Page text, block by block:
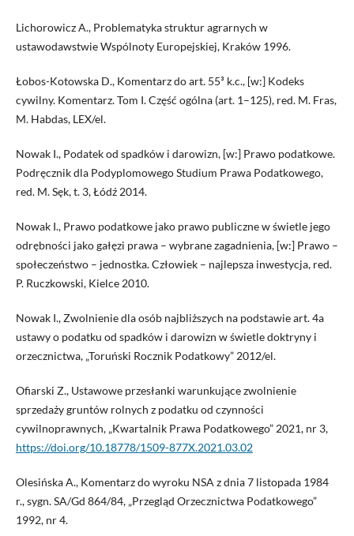
Lichorowicz A., Problematyka struktur agrarnych w
ustawodawstwie Wspólnoty Europejskiej, Kraków 1996.
Łobos-Kotowska D., Komentarz do art. 55³ k.c., [w:] Kodeks
cywilny. Komentarz. Tom I. Część ogólna (art. 1–125), red. M. Fras,
M. Habdas, LEX/el.
Nowak I., Podatek od spadków i darowizn, [w:] Prawo podatkowe.
Podręcznik dla Podyplomowego Studium Prawa Podatkowego,
red. M. Sęk, t. 3, Łódź 2014.
Nowak I., Prawo podatkowe jako prawo publiczne w świetle jego
odrębności jako gałęzi prawa – wybrane zagadnienia, [w:] Prawo –
społeczeństwo – jednostka. Człowiek – najlepsza inwestycja, red.
P. Ruczkowski, Kielce 2010.
Nowak I., Zwolnienie dla osób najbliższych na podstawie art. 4a
ustawy o podatku od spadków i darowizn w świetle doktryny i
orzecznictwa, „Toruński Rocznik Podatkowy” 2012/el.
Ofiarski Z., Ustawowe przesłanki warunkujące zwolnienie
sprzedaży gruntów rolnych z podatku od czynności
cywilnoprawnych, „Kwartalnik Prawa Podatkowego” 2021, nr 3,
https://doi.org/10.18778/1509-877X.2021.03.02
Olesińska A., Komentarz do wyroku NSA z dnia 7 listopada 1984
r., sygn. SA/Gd 864/84, „Przegląd Orzecznictwa Podatkowego”
1992, nr 4.